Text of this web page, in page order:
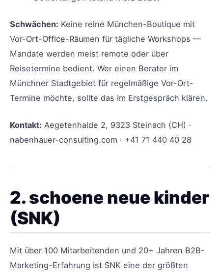
Schwächen: Keine reine München-Boutique mit
Vor-Ort-Office-Räumen für tägliche Workshops —
Mandate werden meist remote oder über
Reisetermine bedient. Wer einen Berater im
Münchner Stadtgebiet für regelmäßige Vor-Ort-
Termine möchte, sollte das im Erstgespräch klären.
Kontakt: Aegetenhalde 2, 9323 Steinach (CH) ·
nabenhauer-consulting.com · +41 71 440 40 28
2. schoene neue kinder
(SNK)
Mit über 100 Mitarbeitenden und 20+ Jahren B2B-
Marketing-Erfahrung ist SNK eine der größten